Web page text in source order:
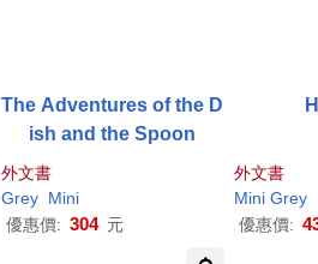
The Adventures of the D
ish and the Spoon
外文書
Grey Mini
優惠價: 304 元
外文書
Mini Grey
優惠價: